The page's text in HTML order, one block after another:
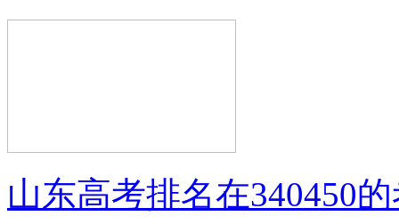
山东高考排名在340450